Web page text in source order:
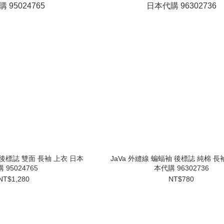
標誌 雙面 長袖 上衣 日本
95024765
JaVa 外縫線 蝙蝠袖 後標誌 純棉 長
本代購 96302736
NT$780